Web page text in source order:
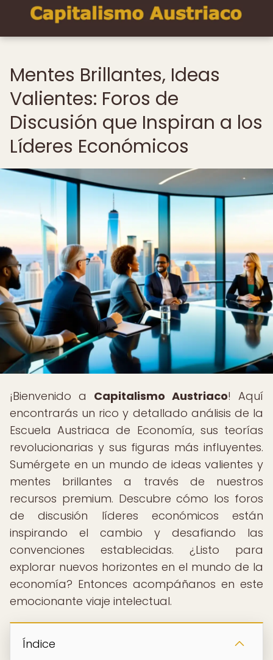
Mentes Brillantes, Ideas
Valientes: Foros de
Discusión que Inspiran a los
Líderes Económicos
¡Bienvenido a Capitalismo Austriaco! Aquí
encontrarás un rico y detallado análisis de la
Escuela Austriaca de Economía, sus teorías
revolucionarias y sus figuras más influyentes.
Sumérgete en un mundo de ideas valientes y
mentes brillantes a través de nuestros
recursos premium. Descubre cómo los foros
de discusión líderes económicos están
inspirando el cambio y desafiando las
convenciones establecidas. ¿Listo para
explorar nuevos horizontes en el mundo de la
economía? Entonces acompáñanos en este
emocionante viaje intelectual.
Índice